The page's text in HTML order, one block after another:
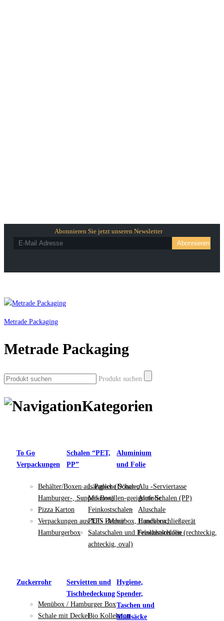
Abonnieren Sie jetzt unseren Newsletter
Metrade Packaging
Metrade Packaging
Produkt suchen
Kategorien
To Go
Verpackungen
Behälter/Boxen aus Papier (Döner-,
Hamburger-, Suppen-Box)
Pizza Karton
Verpackungen aus XPS -Menübox, Lunchbox,
Hamburgerbox
Schalen “PET,
PP”
Längliche Schalen
Mikrowellen-geeignete Schalen (PP)
Feinkostschalen
PET- Becher
Salatschalen und Feinkostschalen (rechteckig,
achteckig, oval)
Aluminium
und Folie
Alu -Serviertasse
Alufolie
Aluschale
Handverschließgerät
Frischhaltefolie
Zuckerrohr
Menübox / Hamburger Box
Schale mit Deckel
Servietten und
Tischbedeckung
Bio Kollektion
Hygiene,
Spender,
Taschen und
Müllsäcke